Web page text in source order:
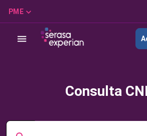
PME
Consulta